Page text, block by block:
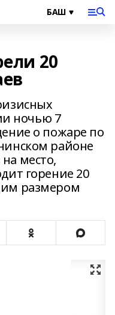
20
ночью 7
о пожаре по
районе
место,
горение 20
размером